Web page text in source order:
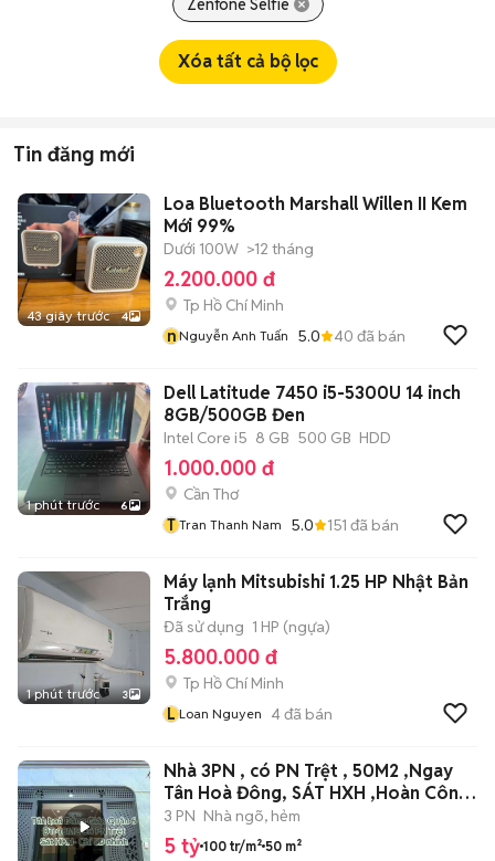
Zenfone Selfie
Xóa tất cả bộ lọc
Tin đăng mới
43 giây trước 4
Loa Bluetooth Marshall Willen II Kem
Mới 99%
Dưới 100W >12 tháng
2.200.000 đ
Tp Hồ Chí Minh
nNguyễn Anh Tuấn 5.0 40 đã bán
1 phút trước 6
Dell Latitude 7450 i5-5300U 14 inch
8GB/500GB Đen
Intel Core i5 8 GB 500 GB HDD
1.000.000 đ
Cần Thơ
T Tran Thanh Nam 5.0 151 đã bán
1 phút trước 3
Máy lạnh Mitsubishi 1.25 HP Nhật Bản
Trắng
Đã sử dụng 1 HP (ngựa)
5.800.000 đ
Tp Hồ Chí Minh
L Loan Nguyen 4đã bán
Nhà 3PN , có PN Trệt , 50M2 ,Ngay
Tân Hoà Đông, SÁT HXH ,Hoàn Công
Đủ
3 PN Nhà ngõ, hẻm
5 tỷ 100 tr/m² 50 m²